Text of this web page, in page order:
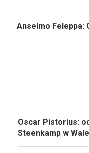
Anselmo Feleppa:
Oscar Pistorius:
Steenkamp w